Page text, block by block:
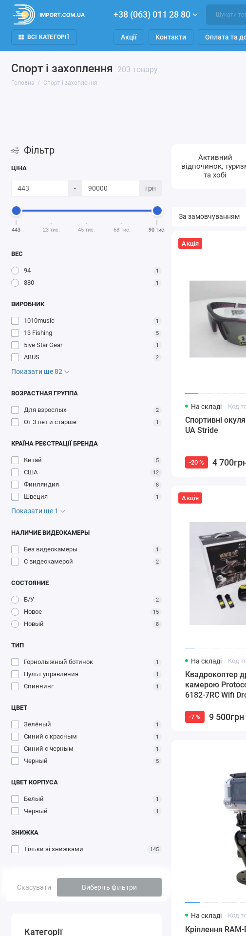
+38 (063) 011 28 80
ВСІ КАТЕГОРІЇ Акції Контакти Оплата та
Спорт і захоплення 203 товару
Головна Спорт і захоплення
Фільтр
ЦІНА
- грн
443 23 тис. 45 тис. 68 тис. 90 тис.
ВЕС
94 1
880 1
ВИРОБНИК
1010music 1
13 Fishing 5
5ive Star Gear 1
ABUS 2
Показати ще 82
ВОЗРАСТНАЯ ГРУППА
Для взрослых 2
От 3 лет и старше 1
КРАЇНА РЕЄСТРАЦІЇ БРЕНДА
Китай 5
США 12
Финляндия 8
Швеция 1
Показати ще 1
НАЛИЧИЕ ВИДЕОКАМЕРЫ
Без видеокамеры 1
С видеокамерой 2
СОСТОЯНИЕ
Б/У 2
Новое 15
Новый 8
ТИП
Горнолыжный ботинок 1
Пульт управления 1
Спиннинг 1
ЦВЕТ
Зелёный 1
Синий с красным 1
Синий с черным 1
Черный 5
ЦВЕТ КОРПУСА
Белый 1
Черный 1
ЗНИЖКА
Тільки зі знижками 145
Скасувати Виберіть фільтри
Категорії
Активний
відпочинок,
та хобі
Акція
На складі Код
Cпортивні
UA Stride
-20 % 4
Акція
На складі Код
Квадрокоптер
камерою
6182-7RC Wifi
-7 % 9 500грн
На складі Код
Кріплення